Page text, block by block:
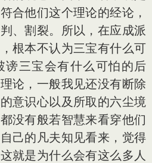
合他们这个理论的经论，
、割裂。所以，在应成派
根本不认为三宝有什么可
谤三宝会有什么可怕的后
论，一般我见还没有断除
意识心以及所取的六尘境
没有般若智慧来看穿他们
己的凡夫知见看来，觉得
就是为什么会有这么多人